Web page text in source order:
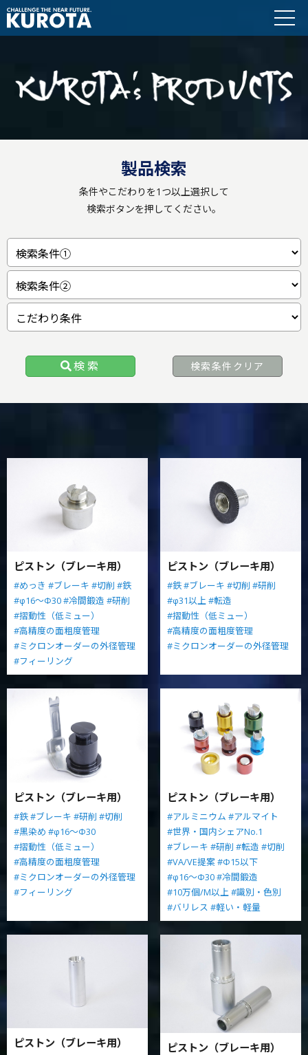
製品検索
条件やこだわりを1つ以上選択して
検索ボタンを押してください。
検索 検索条件クリア
ピストン（ブレーキ用）
#めっき #ブレーキ #切削 #鉄
#φ16～Φ30#冷間鍛造 #研削
#摺動性（低ミュー）
#高精度の面粗度管理
#ミクロンオーダーの外径管理
#フィーリング
ピストン（ブレーキ用）
#鉄#ブレーキ #切削 #研削
#φ31以上#転造
#摺動性（低ミュー）
#高精度の面粗度管理
#ミクロンオーダーの外径管理
ピストン（ブレーキ用）
#鉄#ブレーキ #研削 #切削
#黒染め #φ16～Φ30
#摺動性（低ミュー）
#高精度の面粗度管理
#ミクロンオーダーの外径管理
#フィーリング
ピストン（ブレーキ用）
#アルミニウム #アルマイト
#世界・国内シェアNo.1
#ブレーキ #研削 #転造 #切削
#VA/VE提案#Φ15以下
#φ16～Φ30#冷間鍛造
#10万個/M以上#識別・色別
#バリレス #軽い・軽量
ピストン（ブレーキ用） ピストン（ブレーキ用）